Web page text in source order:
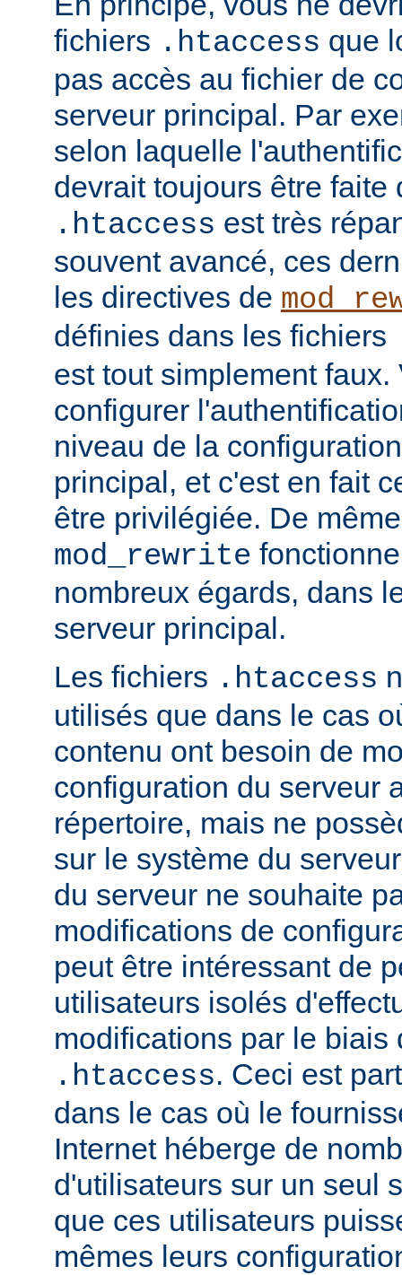
fichiers .htaccess que
pas accès au fichier de
serveur principal. Par
selon laquelle
devrait toujours être faite
.htaccess est très
souvent avancé, ces
les directives de
définies dans les fichiers
est tout simplement faux.
configurer
niveau de la
principal, et c'est en fait
être privilégiée. De
mod_rewrite
nombreux égards, dans
serveur principal.
Les fichiers .htaccess
utilisés que dans le cas
contenu ont besoin de
configuration du serveur
répertoire, mais ne
sur le système du
du serveur ne souhaite
modifications de
peut être intéressant de
utilisateurs isolés
modifications par le biais
.htaccess. Ceci est
dans le cas où le
Internet héberge de
d'utilisateurs sur un seul
que ces utilisateurs
mêmes leurs